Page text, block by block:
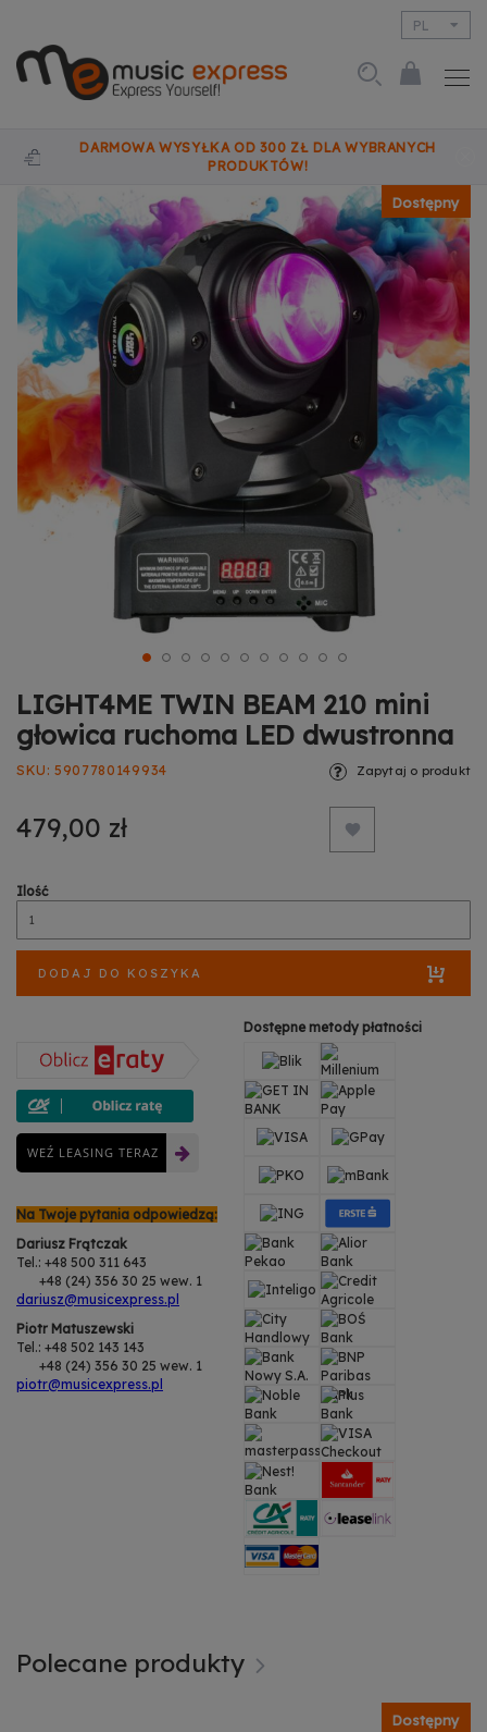
PL
DARMOWA WYSYŁKA OD 300 ZŁ DLA WYBRANYCH
PRODUKTÓW!
Dostępny
LIGHT4ME TWIN BEAM 210 mini
głowica ruchoma LED dwustronna
SKU 5907780149934
479,00 zł
Zapytaj o produkt
Ilość
DODAJ DO KOSZYKA
WEŹ LEASING TERAZ
Na Twoje pytania odpowiedzą:
Dariusz Frątczak
Tel.: +48 500 311 643
+48 (24) 356 30 25 wew. 1
dariusz@musicexpress.pl
Piotr Matuszewski
Tel.: +48 502 143 143
+48 (24) 356 30 25 wew. 1
piotr@musicexpress.pl
Dostępne metody płatności
Polecane produkty
Dostępny